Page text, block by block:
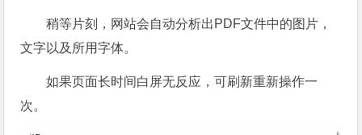
稍等片刻，网站会自动分析出PDF文件中的图片，
文字以及所用字体。
如果页面长时间白屏无反应，可刷新重新操作一
次。